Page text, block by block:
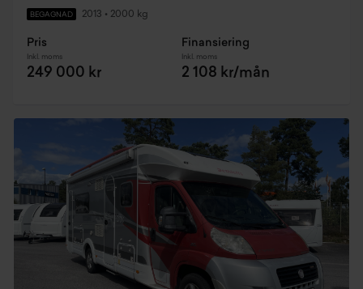
BEGAGNAD 2013 • 2000 kg
Pris
Inkl. moms
249 000 kr
Finansiering
Inkl. moms
2 108 kr/mån